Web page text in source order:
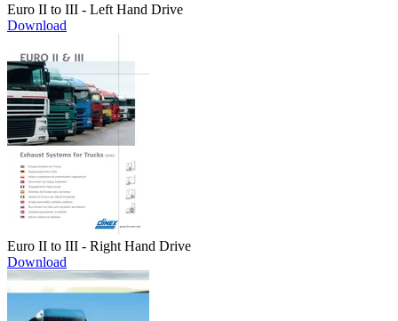
Euro II to III - Left Hand Drive
Download
Euro II to III - Right Hand Drive
Download